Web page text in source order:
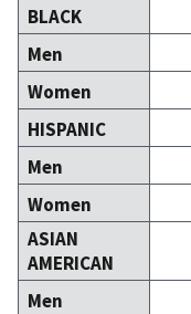
BLACK
Men
Women
HISPANIC
Men
Women
ASIAN
AMERICAN
Men